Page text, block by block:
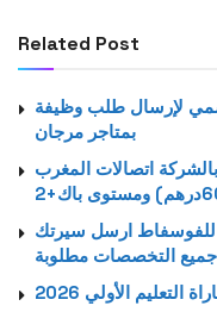
Related Post
الإيميل الرسمي لإرسال طلب وظيفة
بمتاجر مرجان
اتصالات المغرب
للفوسفاط ارسل سيرتك
جميع التخصصات مطلوبة
الأولي 2026